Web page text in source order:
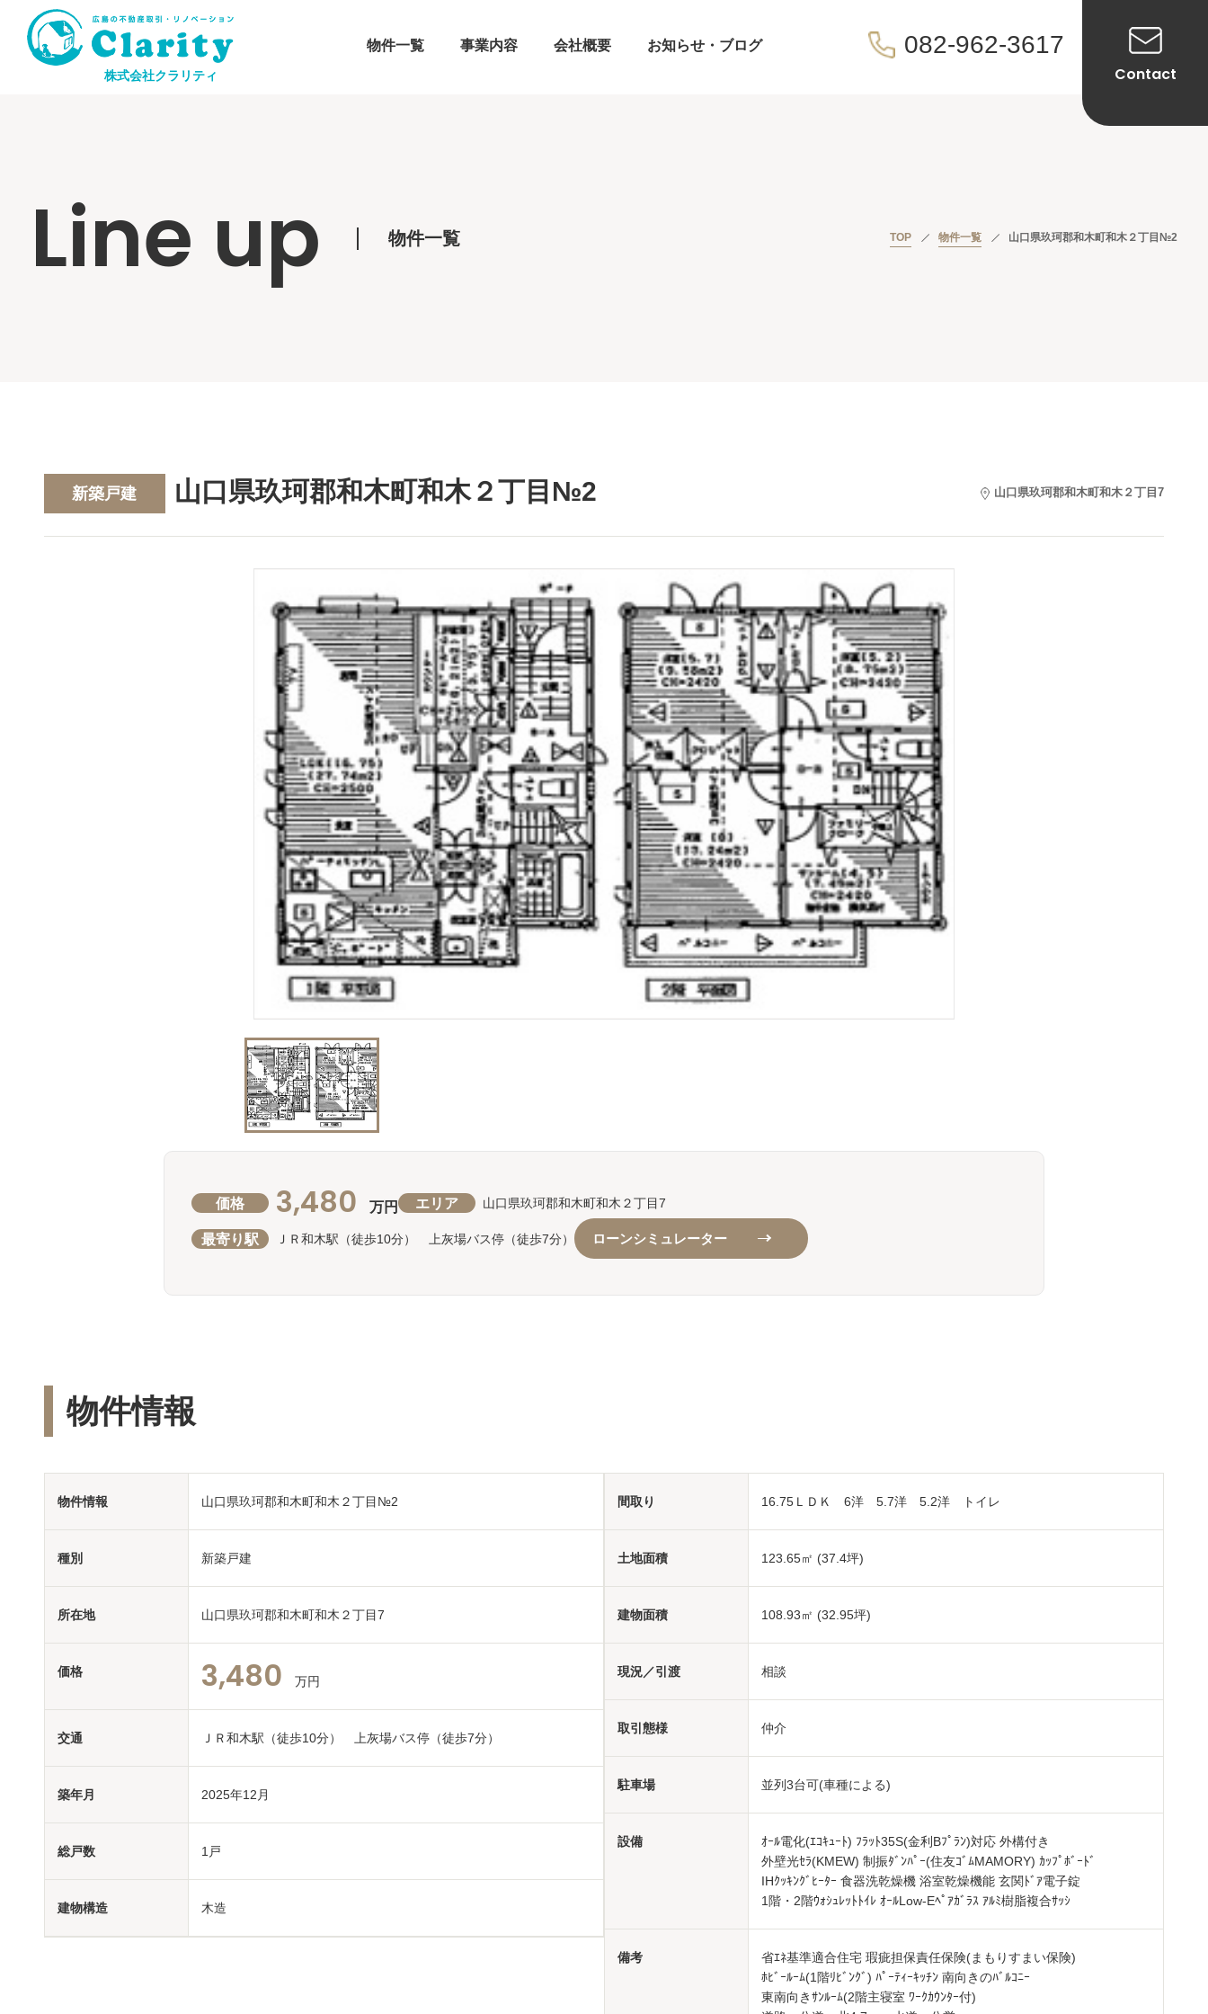
株式会社クラリティ
物件一覧 事業内容 会社概要 お知らせ・ブログ 082-962-3617
Contact
Line up 物件一覧 TOP 物件一覧 山口県玖珂郡和木町和木２丁目№2
新築戸建 山口県玖珂郡和木町和木２丁目№2 山口県玖珂郡和木町和木２丁目7
価格 3,480 万円 エリア 山口県玖珂郡和木町和木２丁目7
最寄り駅 ＪＲ和木駅（徒歩10分） 上灰場バス停（徒歩7分） ローンシミュレーター
物件情報
物件情報 山口県玖珂郡和木町和木２丁目№2
種別 新築戸建
所在地 山口県玖珂郡和木町和木２丁目7
価格 3,480 万円
交通 ＪＲ和木駅（徒歩10分） 上灰場バス停（徒歩7分）
築年月 2025年12月
総戸数 1戸
建物構造 木造
間取り 16.75ＬＤＫ 6洋 5.7洋 5.2洋 トイレ
土地面積 123.65㎡ (37.4坪)
建物面積 108.93㎡ (32.95坪)
現況／引渡 相談
取引態様 仲介
駐車場 並列3台可(車種による)
設備
ｵｰﾙ電化(ｴｺｷｭｰﾄ) ﾌﾗｯﾄ35S(金利Bﾌﾟﾗﾝ)対応 外構付き
外壁光ｾﾗ(KMEW) 制振ﾀﾞﾝﾊﾟｰ(住友ｺﾞﾑMAMORY) ｶｯﾌﾟﾎﾞｰﾄﾞ
IHｸｯｷﾝｸﾞﾋｰﾀｰ 食器洗乾燥機 浴室乾燥機能 玄関ﾄﾞｱ電子錠
1階・2階ｳｫｼｭﾚｯﾄﾄｲﾚ ｵｰﾙLow-Eﾍﾟｱｶﾞﾗｽ ｱﾙﾐ樹脂複合ｻｯｼ
備考
省ｴﾈ基準適合住宅 瑕疵担保責任保険(まもりすまい保険)
ﾎﾋﾞｰﾙｰﾑ(1階ﾘﾋﾞﾝｸﾞ) ﾊﾟｰﾃｨｰｷｯﾁﾝ 南向きのﾊﾞﾙｺﾆｰ
東南向きｻﾝﾙｰﾑ(2階主寝室 ﾜｰｸｶｳﾝﾀｰ付)